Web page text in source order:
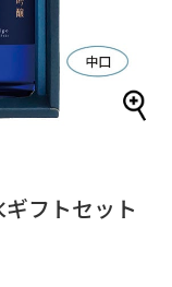
フトセット